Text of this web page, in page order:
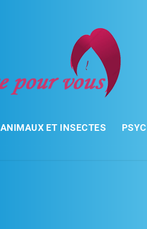
ANIMAUX ET INSECTES